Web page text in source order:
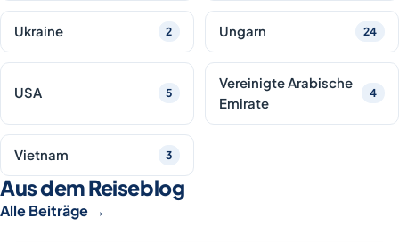
Ukraine 2 Ungarn 24
USA 5
Vereinigte Arabische
Emirate
4
Vietnam 3
Aus dem Reiseblog
Alle Beiträge →